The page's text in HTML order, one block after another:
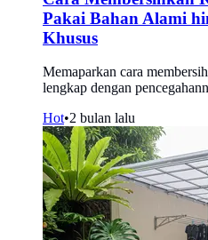
Pakai Bahan Alami
Khusus
Memaparkan cara
lengkap dengan
Hot•2 bulan lalu